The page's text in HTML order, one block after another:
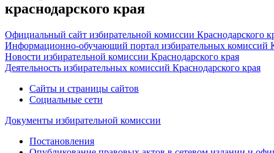
краснодарского края
Официальный сайт избирательной комиссии Краснодарского
Информационно-обучающий портал избирательных комиссий
Новости избирательной комиссии Краснодарского края
Деятельность избирательных комиссий Краснодарского края
Сайты и страницы сайтов
Социальные сети
Документы избирательной комиссии
Постановления